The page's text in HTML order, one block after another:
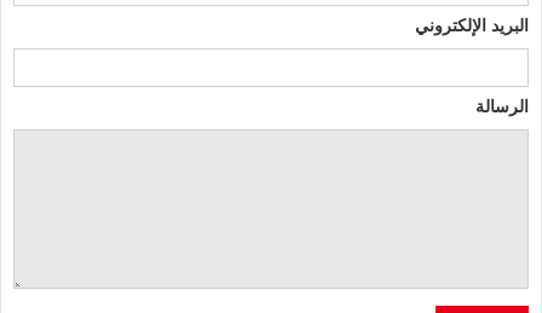
البريد الإلكتروني
الرسالة